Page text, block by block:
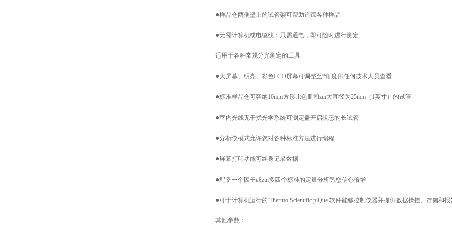
●样品仓两侧壁上的试管架可帮助追踪各种样品
●无需计算机或电缆线；只需通电，即可随时进行测定
适用于各种常规分光测定的工具
●大屏幕、明亮、彩色LCD屏幕可调整至*角度供任何技术人员查看
●标准样品仓可容纳10mm方形比色皿和zui大直径为25mm（1英寸）的试管
●室内光线无干扰光学系统可测定盖开启状态的长试管
●分析仪模式允许您对各种标准方法进行编程
●屏幕打印功能可终身记录数据
●配备一个因子或zui多四个标准的定量分析另您信心倍增
●可于计算机运行的 Thermo Scientific piQue 软件能够控制仪器并提供数据操控、存储和
其他参数：